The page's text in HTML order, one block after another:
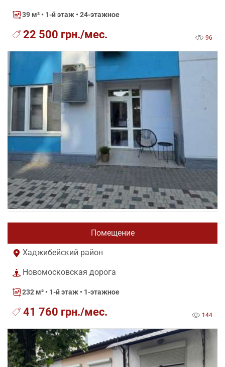
39 м² • 1-й этаж • 24-этажное
22 500 грн./мес. 96
Помещение
Хаджибейский район
Новомосковская дорога
232 м² • 1-й этаж • 1-этажное
41 760 грн./мес. 144